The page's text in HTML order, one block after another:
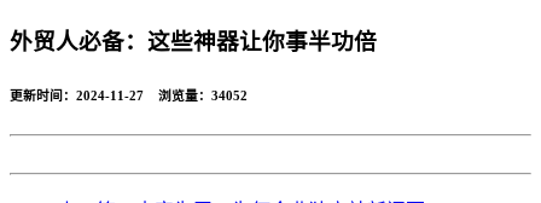
外贸人必备：这些神器让你事半功倍
更新时间：2024-11-27 浏览量： 34052